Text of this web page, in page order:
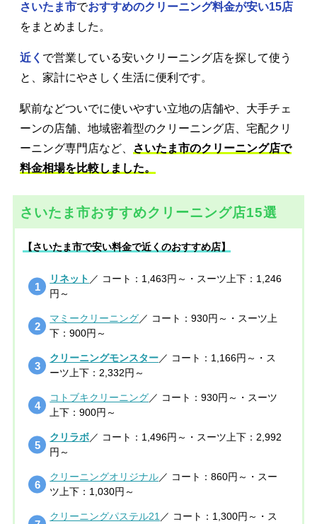
さいたま市でおすすめのクリーニング料金が安い15店
をまとめました。
近く で営業している安いクリーニング店を探して使う
と、家計にやさしく生活に便利です。
駅前などついでに使いやすい立地の店舗や、大手チェ
ーンの店舗、地域密着型のクリーニング店、宅配クリ
ーニング専門店など、
さいたま市のクリーニング店で
料金相場を比較しました。
さいたま市おすすめクリーニング店15選
【さいたま市で安い料金で近くのおすすめ店】
リネット ／ コート：1,463円～・スーツ上下：1,246
円～
マミークリーニング／ コート：930円～・スーツ上
下：900円～
クリーニングモンスター／ コート：1,166円～・ス
ーツ上下：2,332円～
コトブキクリーニング／ コート：930円～・スーツ
上下：900円～
クリラボ／ コート：1,496円～・スーツ上下：2,992
円～
クリーニングオリジナル／ コート：860円～・スー
ツ上下：1,030円～
クリーニングパステル21 ／ コート：1,300円～・ス